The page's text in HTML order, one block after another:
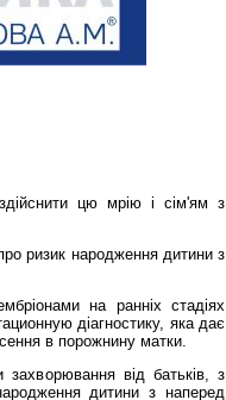
цю мрію і сім'ям з
ризик народження дитини з
на ранніх стадіях
діагностику, яка дає
в порожнину матки.
від батьків, з
дитини з наперед